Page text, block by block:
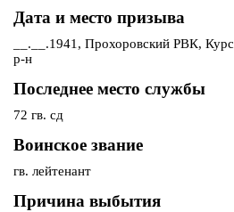
Дата и место призыва
__.__.1941, Прохоровский РВК,
р-н
Последнее место службы
72 гв. сд
Воинское звание
гв. лейтенант
Причина выбытия